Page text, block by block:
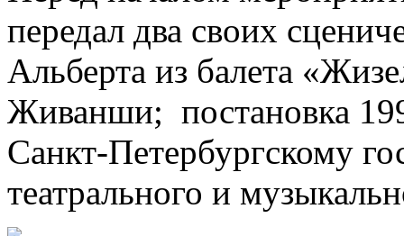
передал два своих
Альберта из балета
Живанши; постановка
Санкт-Петербургскому
театрального и